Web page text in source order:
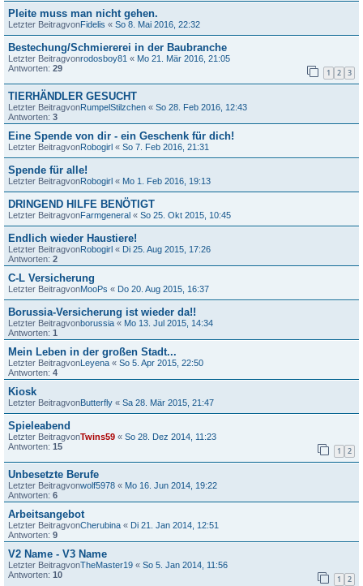
Pleite muss man nicht gehen.
Letzter BeitragvonFidelis « So 8. Mai 2016, 22:32
Bestechung/Schmiererei in der Baubranche
Letzter Beitragvonrodosboy81 « Mo 21. Mär 2016, 21:05
Antworten: 29 1 2 3
TIERHÄNDLER GESUCHT
Letzter BeitragvonRumpelStilzchen « So 28. Feb 2016, 12:43
Antworten: 3
Eine Spende von dir - ein Geschenk für dich!
Letzter BeitragvonRobogirl « So 7. Feb 2016, 21:31
Spende für alle!
Letzter BeitragvonRobogirl « Mo 1. Feb 2016, 19:13
DRINGEND HILFE BENÖTIGT
Letzter BeitragvonFarmgeneral « So 25. Okt 2015, 10:45
Endlich wieder Haustiere!
Letzter BeitragvonRobogirl « Di 25. Aug 2015, 17:26
Antworten: 2
C-L Versicherung
Letzter BeitragvonMooPs « Do 20. Aug 2015, 16:37
Borussia-Versicherung ist wieder da!!
Letzter Beitragvonborussia « Mo 13. Jul 2015, 14:34
Antworten: 1
Mein Leben in der großen Stadt...
Letzter BeitragvonLeyena « So 5. Apr 2015, 22:50
Antworten: 4
Kiosk
Letzter BeitragvonButterfly « Sa 28. Mär 2015, 21:47
Spieleabend
Letzter BeitragvonTwins59 « So 28. Dez 2014, 11:23
Antworten: 15 1 2
Unbesetzte Berufe
Letzter Beitragvonwolf5978 « Mo 16. Jun 2014, 19:22
Antworten: 6
Arbeitsangebot
Letzter BeitragvonCherubina « Di 21. Jan 2014, 12:51
Antworten: 9
V2 Name - V3 Name
Letzter BeitragvonTheMaster19 « So 5. Jan 2014, 11:56
Antworten: 10 1 2